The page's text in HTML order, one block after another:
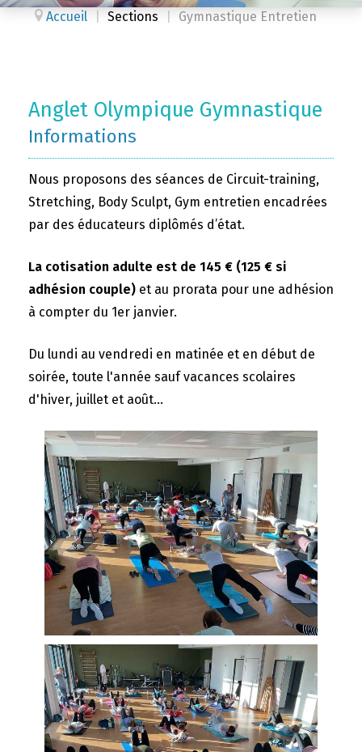
Accueil Sections Gymnastique Entretien
Anglet Olympique Gymnastique
Informations
Nous proposons des séances de Circuit-training,
Stretching, Body Sculpt, Gym entretien encadrées
par des éducateurs diplômés d’état.
La cotisation adulte est de 145 € (125 € si
adhésion couple) et au prorata pour une adhésion
à compter du 1er janvier.
Du lundi au vendredi en matinée et en début de
soirée, toute l'année sauf vacances scolaires
d'hiver, juillet et août...